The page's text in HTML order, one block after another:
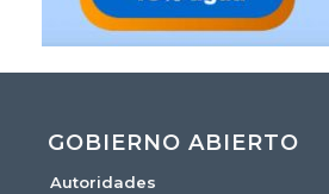
GOBIERNO ABIERTO
Autoridades